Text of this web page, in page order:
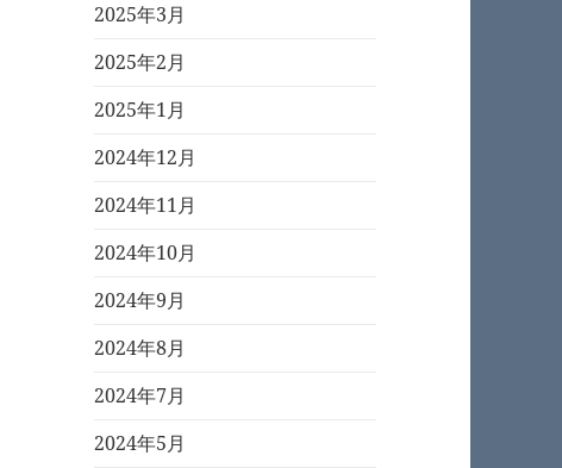
2025年3月
2025年2月
2025年1月
2024年12月
2024年11月
2024年10月
2024年9月
2024年8月
2024年7月
2024年5月